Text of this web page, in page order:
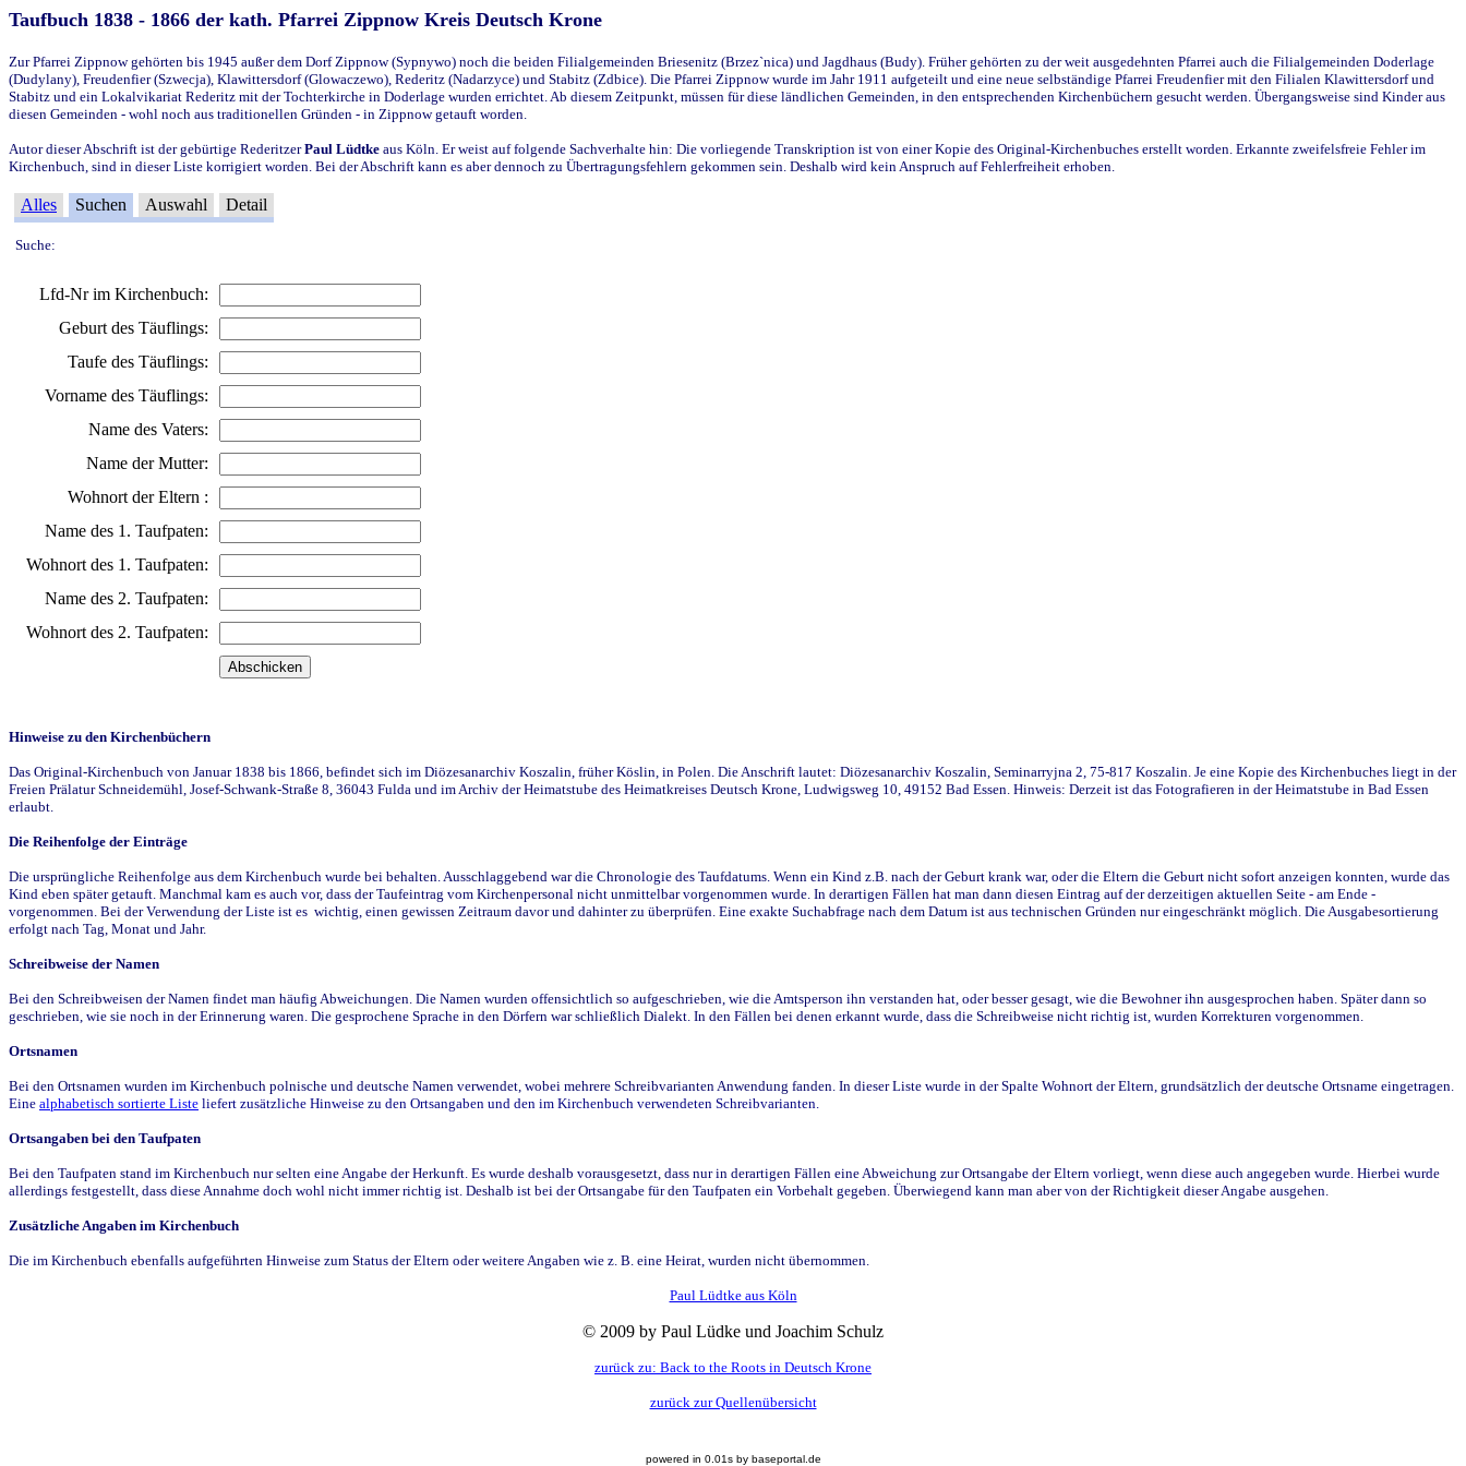
Taufbuch 1838 - 1866 der kath. Pfarrei Zippnow Kreis Deutsch Krone
Zur Pfarrei Zippnow gehörten bis 1945 außer dem Dorf Zippnow (Sypnywo) noch die beiden Filialgemeinden Briesenitz (Brzez`nica) und Jagdhaus (Budy). Früher gehörten zu der weit ausgedehnten Pfarrei auch die Filialgemeinden Doderlage
(Dudylany), Freudenfier (Szwecja), Klawittersdorf (Glowaczewo), Rederitz (Nadarzyce) und Stabitz (Zdbice). Die Pfarrei Zippnow wurde im Jahr 1911 aufgeteilt und eine neue selbständige Pfarrei Freudenfier mit den Filialen Klawittersdorf und
Stabitz und ein Lokalvikariat Rederitz mit der Tochterkirche in Doderlage wurden errichtet. Ab diesem Zeitpunkt, müssen für diese ländlichen Gemeinden, in den entsprechenden Kirchenbüchern gesucht werden. Übergangsweise sind Kinder aus
diesen Gemeinden - wohl noch aus traditionellen Gründen - in Zippnow getauft worden.
Autor dieser Abschrift ist der gebürtige RederitzerPaul Lüdtke aus Köln. Er weist auf folgende Sachverhalte hin: Die vorliegende Transkription ist von einer Kopie des Original-Kirchenbuches erstellt worden. Erkannte zweifelsfreie Fehler im
Kirchenbuch, sind in dieser Liste korrigiert worden. Bei der Abschrift kann es aber dennoch zu Übertragungsfehlern gekommen sein. Deshalb wird kein Anspruch auf Fehlerfreiheit erhoben.
Alles Suchen Auswahl Detail
Suche:
Lfd-Nr im Kirchenbuch:
Geburt des Täuflings:
Taufe des Täuflings:
Vorname des Täuflings:
Name des Vaters:
Name der Mutter:
Wohnort der Eltern :
Name des 1. Taufpaten:
Wohnort des 1. Taufpaten:
Name des 2. Taufpaten:
Wohnort des 2. Taufpaten:
Hinweise zu den Kirchenbüchern
Das Original-Kirchenbuch von Januar 1838 bis 1866, befindet sich im Diözesanarchiv Koszalin, früher Köslin, in Polen. Die Anschrift lautet: Diözesanarchiv Koszalin, Seminarryjna 2, 75-817 Koszalin. Je eine Kopie des Kirchenbuches liegt in der
Freien Prälatur Schneidemühl, Josef-Schwank-Straße 8, 36043 Fulda und im Archiv der Heimatstube des Heimatkreises Deutsch Krone, Ludwigsweg 10, 49152 Bad Essen. Hinweis: Derzeit ist das Fotografieren in der Heimatstube in Bad Essen
erlaubt.
Die Reihenfolge der Einträge
Die ursprüngliche Reihenfolge aus dem Kirchenbuch wurde bei behalten. Ausschlaggebend war die Chronologie des Taufdatums. Wenn ein Kind z.B. nach der Geburt krank war, oder die Eltern die Geburt nicht sofort anzeigen konnten, wurde das
Kind eben später getauft. Manchmal kam es auch vor, dass der Taufeintrag vom Kirchenpersonal nicht unmittelbar vorgenommen wurde. In derartigen Fällen hat man dann diesen Eintrag auf der derzeitigen aktuellen Seite - am Ende -
vorgenommen. Bei der Verwendung der Liste ist es wichtig, einen gewissen Zeitraum davor und dahinter zu überprüfen. Eine exakte Suchabfrage nach dem Datum ist aus technischen Gründen nur eingeschränkt möglich. Die Ausgabesortierung
erfolgt nach Tag, Monat und Jahr.
Schreibweise der Namen
Bei den Schreibweisen der Namen findet man häufig Abweichungen. Die Namen wurden offensichtlich so aufgeschrieben, wie die Amtsperson ihn verstanden hat, oder besser gesagt, wie die Bewohner ihn ausgesprochen haben. Später dann so
geschrieben, wie sie noch in der Erinnerung waren. Die gesprochene Sprache in den Dörfern war schließlich Dialekt. In den Fällen bei denen erkannt wurde, dass die Schreibweise nicht richtig ist, wurden Korrekturen vorgenommen.
Ortsnamen
Bei den Ortsnamen wurden im Kirchenbuch polnische und deutsche Namen verwendet, wobei mehrere Schreibvarianten Anwendung fanden. In dieser Liste wurde in der Spalte Wohnort der Eltern, grundsätzlich der deutsche Ortsname eingetragen.
Eine alphabetisch sortierte Liste liefert zusätzliche Hinweise zu den Ortsangaben und den im Kirchenbuch verwendeten Schreibvarianten.
Ortsangaben bei den Taufpaten
Bei den Taufpaten stand im Kirchenbuch nur selten eine Angabe der Herkunft. Es wurde deshalb vorausgesetzt, dass nur in derartigen Fällen eine Abweichung zur Ortsangabe der Eltern vorliegt, wenn diese auch angegeben wurde. Hierbei wurde
allerdings festgestellt, dass diese Annahme doch wohl nicht immer richtig ist. Deshalb ist bei der Ortsangabe für den Taufpaten ein Vorbehalt gegeben. Überwiegend kann man aber von der Richtigkeit dieser Angabe ausgehen.
Zusätzliche Angaben im Kirchenbuch
Die im Kirchenbuch ebenfalls aufgeführten Hinweise zum Status der Eltern oder weitere Angaben wie z. B. eine Heirat, wurden nicht übernommen.
Paul Lüdtke aus Köln
© 2009 by Paul Lüdke und Joachim Schulz
zurück zu: Back to the Roots in Deutsch Krone
zurück zur Quellenübersicht
powered in 0.01s by baseportal.de